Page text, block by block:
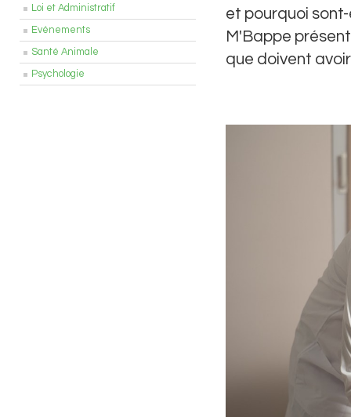
Loi et Administratif
Evénements
Santé Animale
Psychologie
et pourquoi
M'Bappe
que doivent